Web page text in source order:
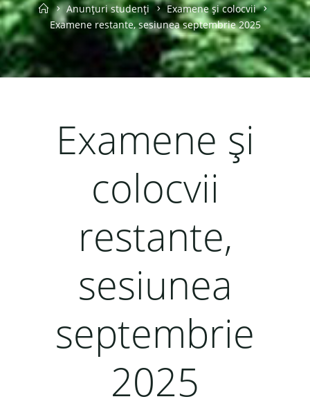
HomeAnunțuri studenți
Examene și colocvii
Examene restante, sesiunea septembrie 2025
Examene și
colocvii
restante,
sesiunea
septembrie
2025